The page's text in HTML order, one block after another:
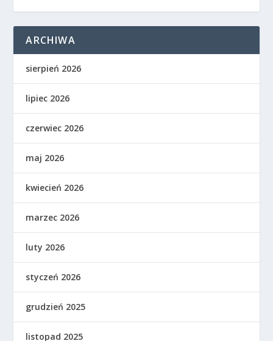
ARCHIWA
sierpień 2026
lipiec 2026
czerwiec 2026
maj 2026
kwiecień 2026
marzec 2026
luty 2026
styczeń 2026
grudzień 2025
listopad 2025